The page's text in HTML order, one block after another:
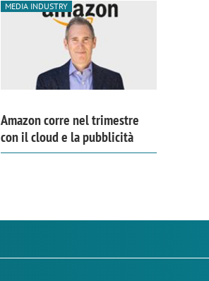
MEDIA INDUSTRY
Amazon corre nel trimestre
con il cloud e la pubblicità